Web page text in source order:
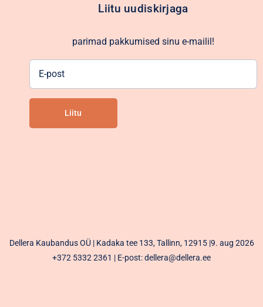
Liitu uudiskirjaga
parimad pakkumised sinu e-mailil!
Liitu
Dellera Kaubandus OÜ | Kadaka tee 133, Tallinn, 12915 |9. aug 2026
+372 5332 2361 | E-post: dellera@dellera.ee